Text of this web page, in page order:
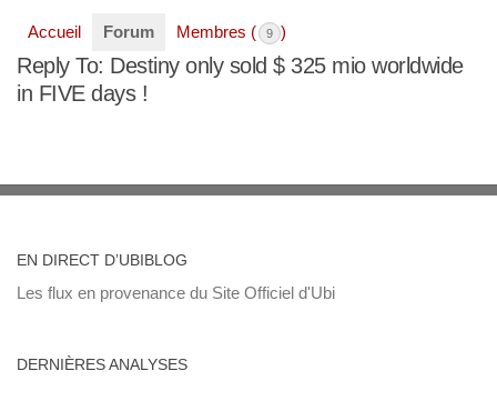
Accueil Forum Membres ( 9 )
Reply To: Destiny only sold $ 325 mio worldwide
in FIVE days !
EN DIRECT D’UBIBLOG
Les flux en provenance du Site Officiel d'Ubi
DERNIÈRES ANALYSES